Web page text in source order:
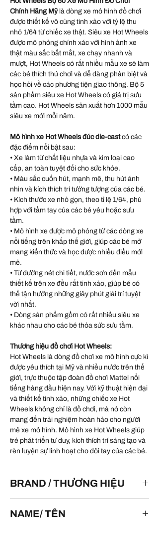
Chính Hãng Mỹ là dòng xe mô hình đồ chơi
được thiết kế vô cùng tinh xảo với tỷ lệ thu
nhỏ 1/64 từ chiếc xe thật. Siêu xe Hot Wheels
được mô phỏng chính xác với hình ảnh xe
thật màu sắc bắt mắt, xe chạy nhanh và
mượt, Hot Wheels có rất nhiều mẫu xe sẽ làm
các bé thích thú chơi và dễ dàng phân biệt và
học hỏi về các phương tiện giao thông. Bộ 5
sản phẩm siêu xe Hot Wheels có giá trị sưu
tầm cao. Hot Wheels sản xuất hơn 1000 mẫu
siêu xe mới mỗi năm.
Mô hình xe Hot Wheels đúc die-castcó các
đặc điểm nổi bật sau:
• Xe làm từ chất liệu nhựa và kim loại cao
cấp, an toàn tuyệt đối cho sức khỏe.
• Màu sắc cuốn hút, mạnh mẽ, thu hút ánh
nhìn và kích thích trí tưởng tượng của các bé.
• Kích thước xe nhỏ gọn, theo tỉ lệ 1/64, phù
hợp với tầm tay của các bé yêu hoặc sưu
tầm.
• Mô hình xe được mô phỏng từ các dòng xe
nổi tiếng trên khắp thế giới, giúp các bé mở
mang kiến thức và học được nhiều điều mới
mẻ.
• Từ đường nét chi tiết, nước sơn đến mẫu
thiết kế trên xe đều rất tinh xảo, giúp bé có
thể tận hưởng những giây phút giải trí tuyệt
vời nhất.
• Dòng sản phẩm gồm có rất nhiều siêu xe
khác nhau cho các bé thỏa sức sưu tầm.
Thương hiệu đồ chơi Hot Wheels:
Hot Wheels là dòng đồ chơi xe mô hình cực kì
được yêu thích tại Mỹ và nhiều nước trên thế
giới, trực thuộc tập đoàn đồ chơi Mattel nổi
tiếng hàng đầu hiện nay. Với kỹ thuật hiện đại
và thiết kế tinh xảo, những chiếc xe Hot
Wheels không chỉ là đồ chơi, mà nó còn
mang đến trải nghiệm hoàn hảo cho người
mê xe mô hình. Mô hình xe Hot Wheels giúp
trẻ phát triển tư duy, kích thích trí sáng tạo và
rèn luyện sự linh hoạt cho đôi tay của các bé.
BRAND / THƯƠNG HIỆU
NAME/ TÊN